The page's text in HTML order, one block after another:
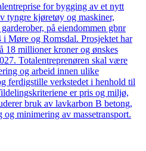
for bygging av et nytt
tyngre kjøretøy og maskiner,
på eiendommen gbnr
Møre og Romsdal. Prosjektet har
18 millioner kroner og ønskes
Totalentreprenøren skal være
og arbeid innen ulike
ferdigstille verkstedet i henhold til
er pris og miljø,
bruk av lavkarbon B betong,
og minimering av massetransport.